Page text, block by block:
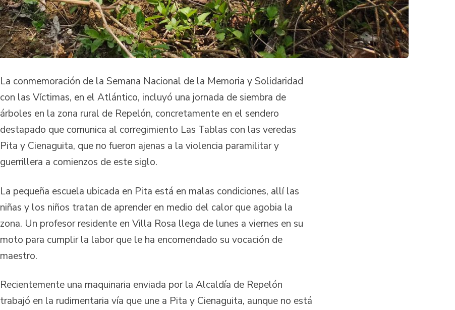
La conmemoración de la Semana Nacional de la Memoria y Solidaridad
con las Víctimas, en el Atlántico, incluyó una jornada de siembra de
árboles en la zona rural de Repelón, concretamente en el sendero
destapado que comunica al corregimiento Las Tablas con las veredas
Pita y Cienaguita, que no fueron ajenas a la violencia paramilitar y
guerrillera a comienzos de este siglo.
La pequeña escuela ubicada en Pita está en malas condiciones, allí las
niñas y los niños tratan de aprender en medio del calor que agobia la
zona. Un profesor residente en Villa Rosa llega de lunes a viernes en su
moto para cumplir la labor que le ha encomendado su vocación de
maestro.
Recientemente una maquinaria enviada por la Alcaldía de Repelón
trabajó en la rudimentaria vía que une a Pita y Cienaguita, aunque no está